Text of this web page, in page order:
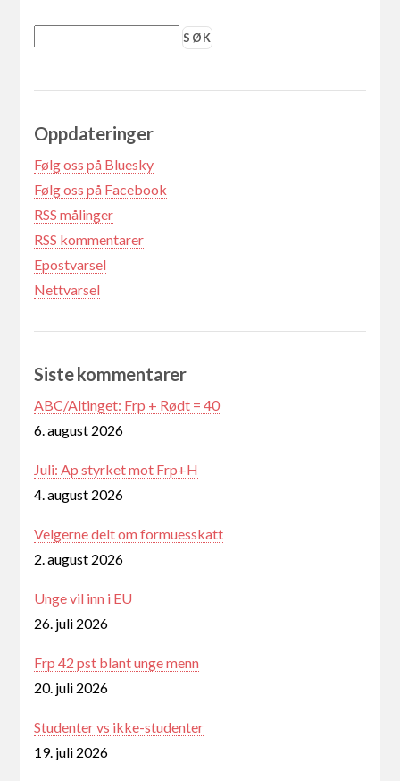
Oppdateringer
Følg oss på Bluesky
Følg oss på Facebook
RSS målinger
RSS kommentarer
Epostvarsel
Nettvarsel
Siste kommentarer
ABC/Altinget: Frp + Rødt = 40
6. august 2026
Juli: Ap styrket mot Frp+H
4. august 2026
Velgerne delt om formuesskatt
2. august 2026
Unge vil inn i EU
26. juli 2026
Frp 42 pst blant unge menn
20. juli 2026
Studenter vs ikke-studenter
19. juli 2026